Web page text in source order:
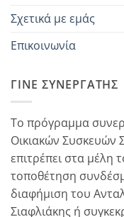
Σχετικά με εμάς
Επικοινωνία
ΓΊΝΕ ΣΥΝΕΡΓΆΤΗΣ
Το πρόγραμμα
Οικιακών Συσκευών
επιτρέπει στα μέλη
τοποθέτηση
διαφήμιση του
Σιαφλιάκης ή